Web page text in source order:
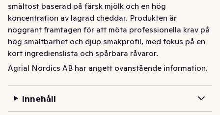
smältost baserad på färsk mjölk och en hög
koncentration av lagrad cheddar. Produkten är
noggrant framtagen för att möta professionella krav på
hög smältbarhet och djup smakprofil, med fokus på en
kort ingredienslista och spårbara råvaror.
för att tillaga cheeseburgare och grillat kött, samt för
smakrika nachos och alternativa snacks.
Agrial Nordics AB har angett ovanstående information.
Innehåll